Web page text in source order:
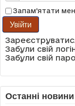
Запам'ятати
Увійти
Забули свій
Забули свій
Останні новини